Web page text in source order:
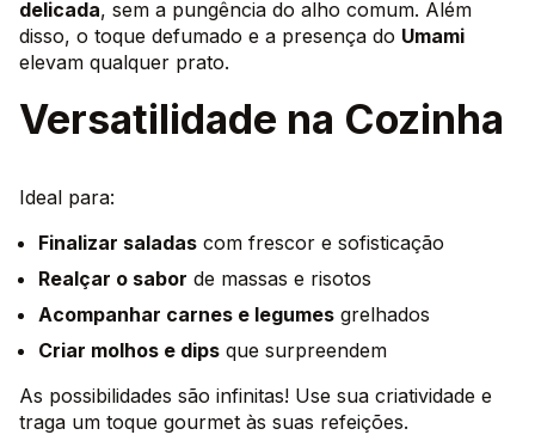
delicada, sem a pungência do alho comum. Além
disso, o toque defumado e a presença do Umami
elevam qualquer prato.
Versatilidade na Cozinha
Ideal para:
Finalizar saladas com frescor e sofisticação
Realçar o sabor de massas e risotos
Acompanhar carnes e legumes grelhados
Criar molhos e dips que surpreendem
As possibilidades são infinitas! Use sua criatividade e
traga um toque gourmet às suas refeições.